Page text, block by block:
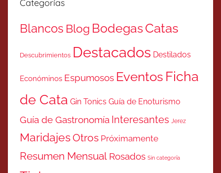
Categorías
Blancos Blog BodegasCatas
Descubrimientos Destacados Destilados
Económinos Espumosos Eventos Ficha
de Cata Gin Tonics Guía de Enoturismo
Guía de Gastronomía Interesantes Jerez
MaridajesOtros Próximamente
Resumen Mensual Rosados Sin categoría